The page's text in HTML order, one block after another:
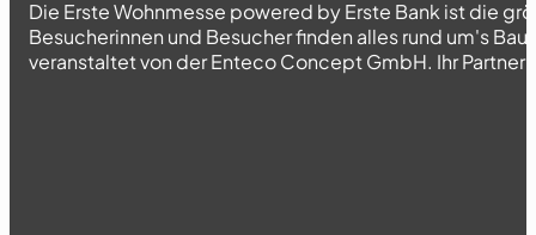
Die Erste Wohnmesse powered by Erste Bank ist die
Besucherinnen und Besucher finden alles rund um's
veranstaltet von der Enteco Concept GmbH. Ihr Partner